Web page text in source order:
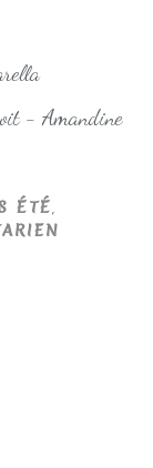
- Amandine
ÉTÉ,